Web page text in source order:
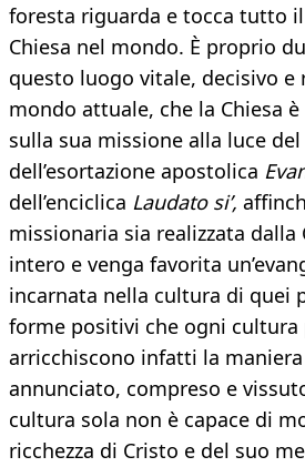
foresta riguarda e tocca tutto
Chiesa nel mondo. È proprio
questo luogo vitale, decisivo e
mondo attuale, che la Chiesa
sulla sua missione alla luce
dell’esortazione apostolica
dell’enciclica Laudato si’,
missionaria sia realizzata dalla
intero e venga favorita
incarnata nella cultura di quei
forme positivi che ogni cultura
arricchiscono infatti la
annunciato, compreso e
cultura sola non è capace di
ricchezza di Cristo e del suo